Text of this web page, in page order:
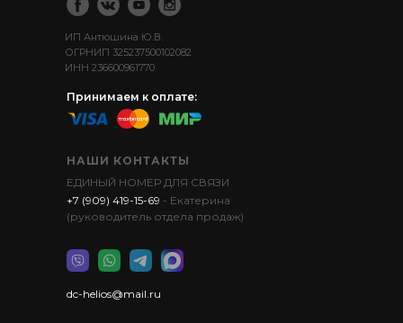
dc-helios@mail.ru
ЕДИНЫЙ НОМЕР ДЛЯ СВЯЗИ
+7 (909) 419-15-69 - Екатерина
(руководитель отдела продаж)
НАШИ КОНТАКТЫ
ИП Антюшина Ю.В.
ОГРНИП 325237500102082
ИНН 236600961770
Принимаем к оплате: